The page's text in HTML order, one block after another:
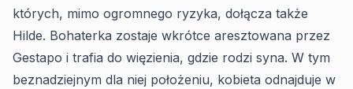
których, mimo ogromnego ryzyka, dołącza także
Hilde. Bohaterka zostaje wkrótce aresztowana przez
Gestapo i trafia do więzienia, gdzie rodzi syna. W tym
beznadziejnym dla niej położeniu, kobieta odnajduje w